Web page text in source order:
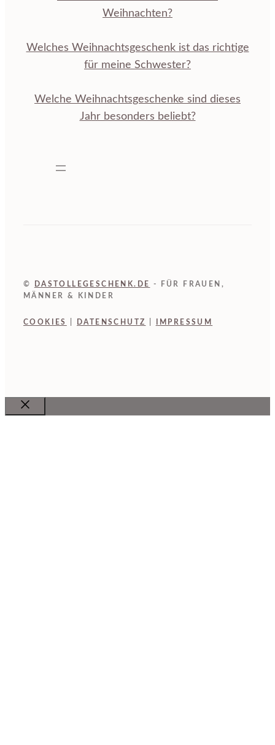
Weihnachten?
Welches Weihnachtsgeschenk ist das richtige
für meine Schwester?
Welche Weihnachtsgeschenke sind dieses
Jahr besonders beliebt?
© DASTOLLEGESCHENK.DE
- FÜR FRAUEN,
MÄNNER & KINDER
COOKIES DATENSCHUTZ IMPRESSUM